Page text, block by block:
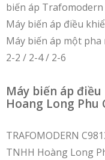
biến áp Trafomodern
Máy biến áp điều
Máy biến áp một pha
2-2 / 2-4 / 2-6
Máy biến áp
Hoang Long Phu
TRAFOMODERN
TNHH Hoàng Long